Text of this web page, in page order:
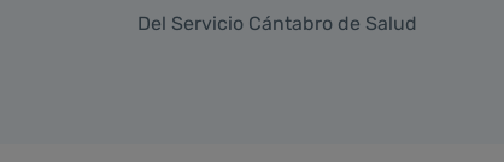
Del Servicio Cántabro de Salud